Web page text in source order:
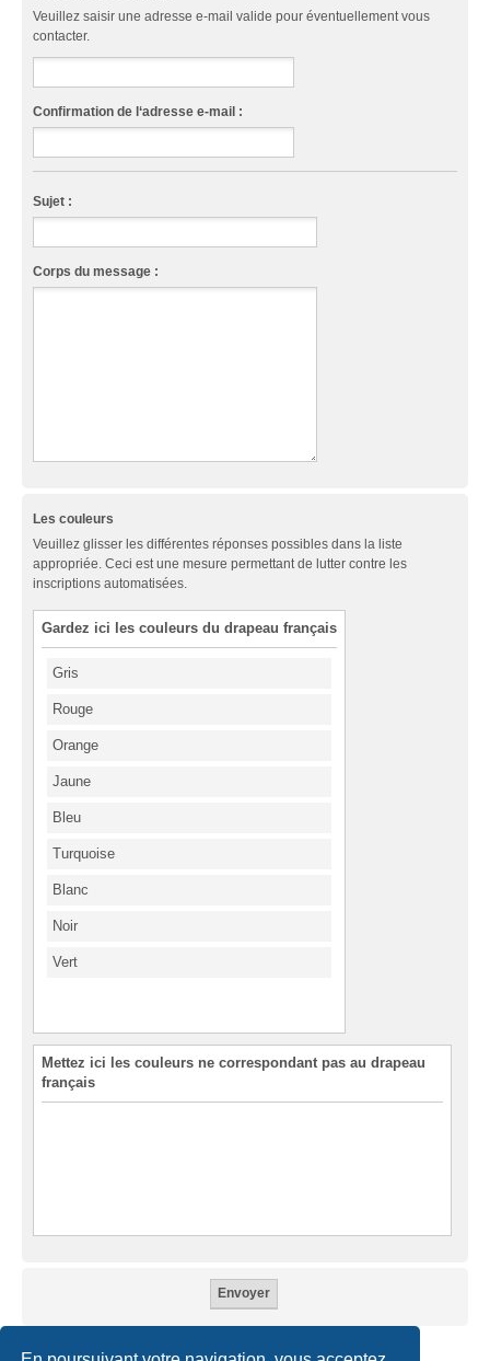
Veuillez saisir une adresse e-mail valide pour éventuellement vous
contacter.
Confirmation de l‘adresse e-mail :
Sujet :
Corps du message :
Les couleurs
Veuillez glisser les différentes réponses possibles dans la liste
appropriée. Ceci est une mesure permettant de lutter contre les
inscriptions automatisées.
Gardez ici les couleurs du drapeau français
Gris
Rouge
Orange
Jaune
Bleu
Turquoise
Blanc
Noir
Vert
Mettez ici les couleurs ne correspondant pas au drapeau
français